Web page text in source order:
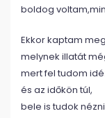
boldog
Ekkor kaptam
melynek illatát
mert fel tudom
és az időkön túl,
bele is tudok